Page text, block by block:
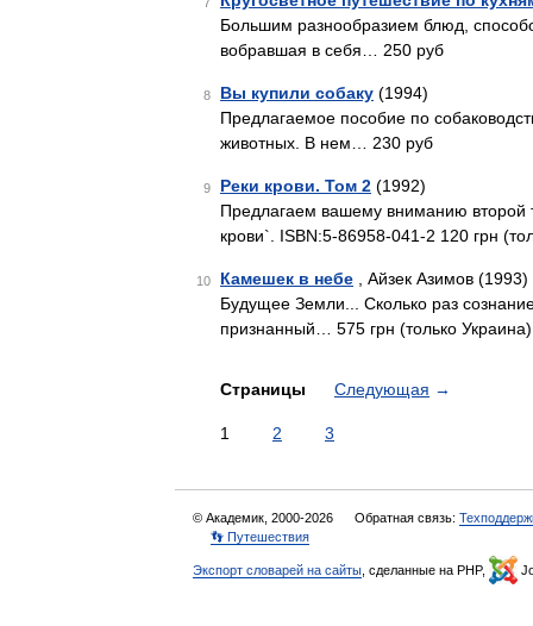
Большим разнообразием блюд,
вобравшая в себя… 250 руб
8 Вы купили собаку (1994)
Предлагаемое пособие по
животных. В нем… 230 руб
9 Реки крови. Том 2 (1992)
Предлагаем вашему вниманию второй
крови`. ISBN:5-86958-041-2 120 грн
10 Камешек в небе , Айзек Азимов (1993)
Будущее Земли... Сколько раз
признанный… 575 грн (только Украина)
Страницы Следующая →
1 2 3
© Академик, 2000-2026 Обратная связь:
👣 Путешествия
Экспорт словарей на сайты , сделанные на PHP,